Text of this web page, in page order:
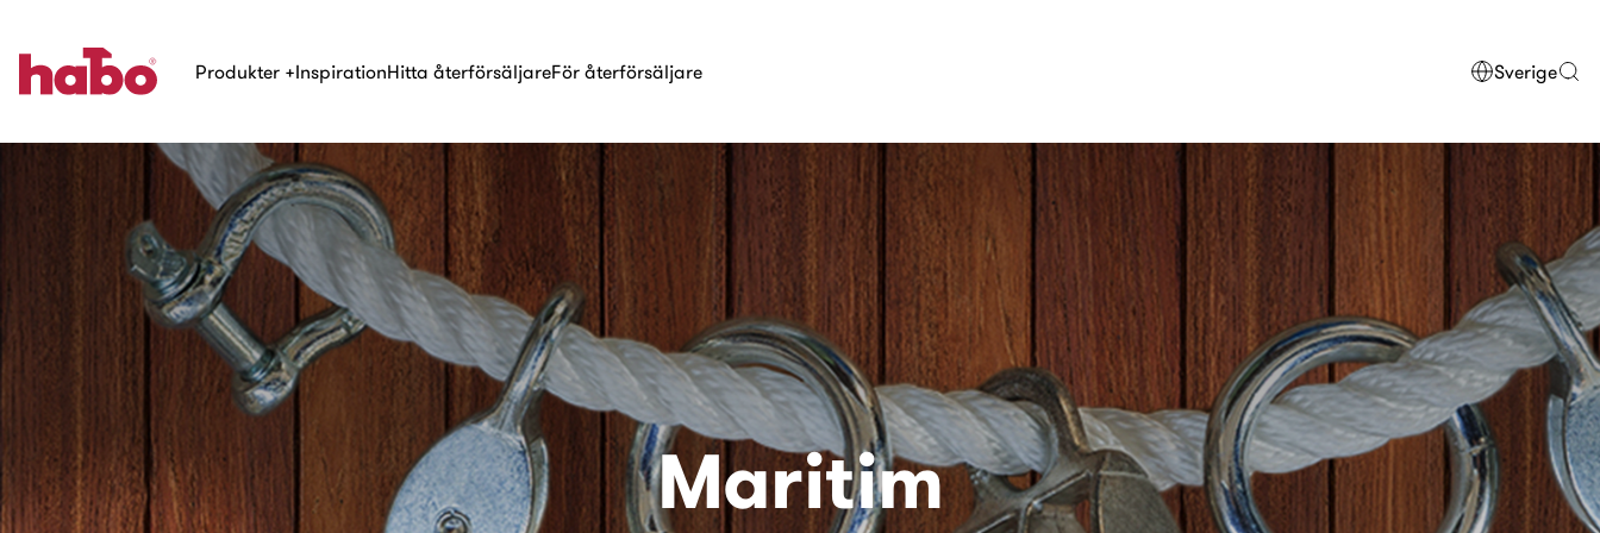
Produkter +InspirationHitta återförsäljareFör återförsäljare Sverige
Maritim